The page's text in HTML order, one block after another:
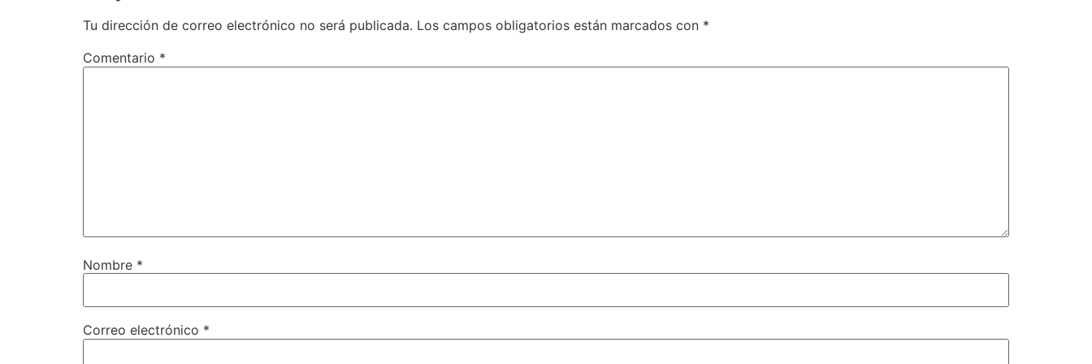
Tu dirección de correo electrónico no será publicada. Los campos obligatorios están marcados con *
Comentario *
Nombre *
Correo electrónico *